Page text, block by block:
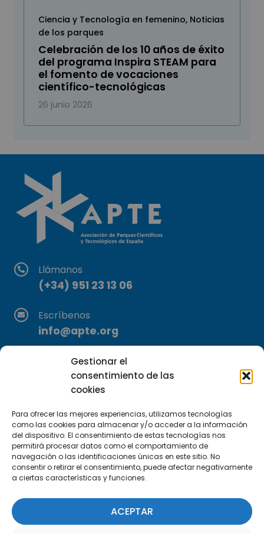
Gestionar el
consentimiento de las
cookies
Para ofrecer las mejores experiencias, utilizamos tecnologías
como las cookies para almacenar y/o acceder a la información
del dispositivo. El consentimiento de estas tecnologías nos
permitirá procesar datos como el comportamiento de
navegación o las identificaciones únicas en este sitio. No
consentir o retirar el consentimiento, puede afectar negativamente
a ciertas características y funciones.
ACEPTAR
Ciencia y Tecnología en femenino, Noticias
de los parques
Celebración de los 10 años de éxito
del programa Inspira STEAM para
el fomento de vocaciones
científico-tecnológicas
26 junio 2026
Llámanos
(+34) 951 23 13 06
Escríbenos
info@apte.org
Encuéntranos
C/Marie Curie, 35
29590 Campanillas, Málaga
SUSCRÍBETE AQUÍ